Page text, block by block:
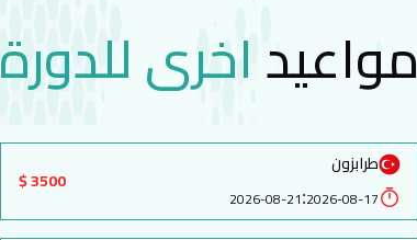
مواعيداخرى للدورة
طرابزون
2026-08-17
:
2026-08-21
3500 $